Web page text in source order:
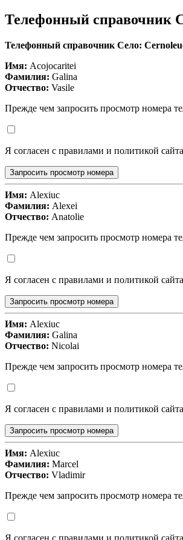
Телефонный справочник
Телефонный справочник Село:
Имя: Acojocaritei
Фамилия: Galina
Отчество: Vasile
Прежде чем запросить просмотр номера
Я согласен с правилами и политикой сайта
Запросить просмотр номера
Имя: Alexiuc
Фамилия: Alexei
Отчество: Anatolie
Прежде чем запросить просмотр номера
Я согласен с правилами и политикой сайта
Запросить просмотр номера
Имя: Alexiuc
Фамилия: Galina
Отчество: Nicolai
Прежде чем запросить просмотр номера
Я согласен с правилами и политикой сайта
Запросить просмотр номера
Имя: Alexiuc
Фамилия: Marcel
Отчество: Vladimir
Прежде чем запросить просмотр номера